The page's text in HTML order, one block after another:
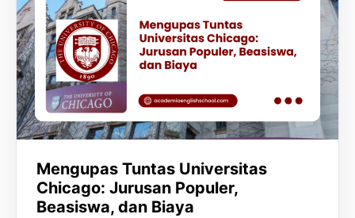
Mengupas Tuntas Universitas
Chicago: Jurusan Populer,
Beasiswa, dan Biaya